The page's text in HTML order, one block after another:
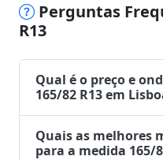
Perguntas
R13
Qual é o preço e
165/82 R13 em
Quais as melhores
para a medida 165/